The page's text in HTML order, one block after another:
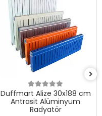
Duffmart Alize 30x188 cm
Antrasit Alüminyum
Radyatör